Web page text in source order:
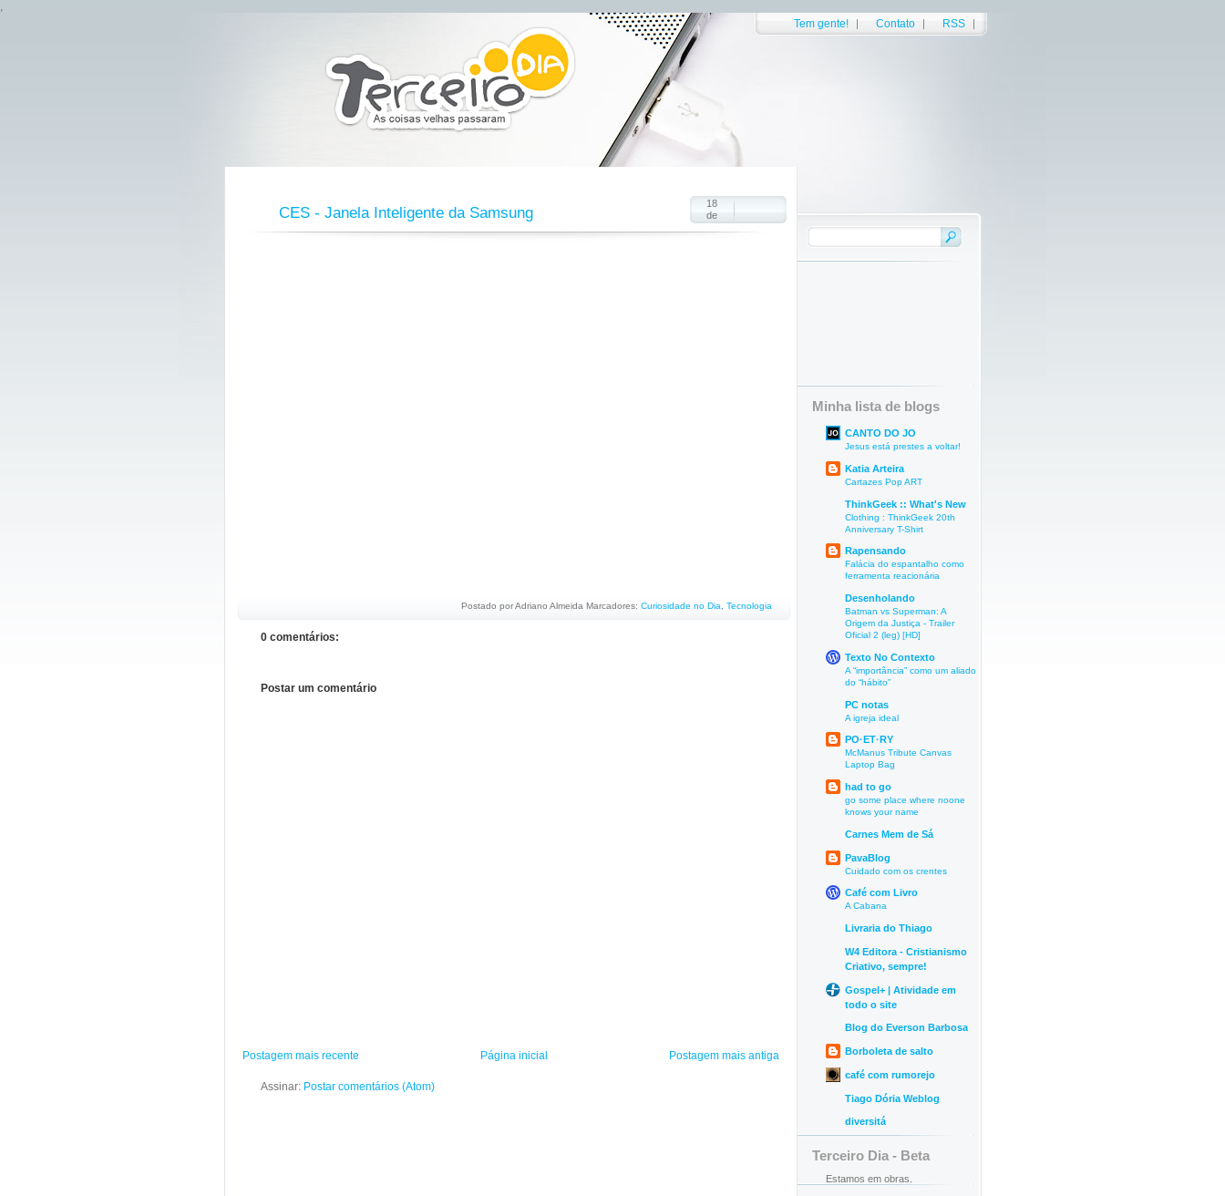
,
Tem gente!
Contato RSS
CES - Janela Inteligente da Samsung
18
de
Postado porAdriano Almeida Marcadores: Curiosidade no Dia Tecnologia
0 comentários:
Postar um comentário
Postagem mais recente Postagem mais antiga
Página inicial
Assinar: Postar comentários (Atom)
Minha lista de blogs
CANTO DO JO
Jesus está prestes a voltar!
Katia Arteira
Cartazes Pop ART
ThinkGeek :: What's New
Clothing : ThinkGeek 20th
Anniversary T-Shirt
Rapensando
Falácia do espantalho como
ferramenta reacionária
Desenholando
Batman vs Superman: A
Origem da Justiça - Trailer
Oficial 2 (leg) [HD]
Texto No Contexto
A “importância” como um aliado
do “hábito”
PC notas
A igreja ideal
PO·ET·RY
McManus Tribute Canvas
Laptop Bag
had to go
go some place where noone
knows your name
Carnes Mem de Sá
PavaBlog
Cuidado com os crentes
Café com Livro
A Cabana
Livraria do Thiago
W4 Editora - Cristianismo
Criativo, sempre!
Gospel+ | Atividade em
todo o site
Blog do Everson Barbosa
Borboleta de salto
café com rumorejo
Tiago Dória Weblog
diversitá
Terceiro Dia - Beta
Estamos em obras.